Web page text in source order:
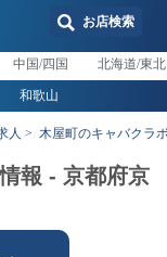
お店検索
中国/四国 北海道/東北
和歌山
人 木屋町のキャバクラ
報 - 京都府京